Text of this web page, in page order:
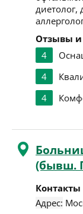
диетолог,
Отзывы и
4
4
4
(бывш.
Адрес: